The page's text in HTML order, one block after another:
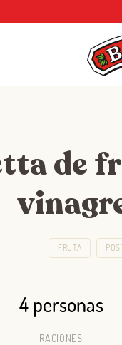
de
FRUTA
4 personas
RACIONES